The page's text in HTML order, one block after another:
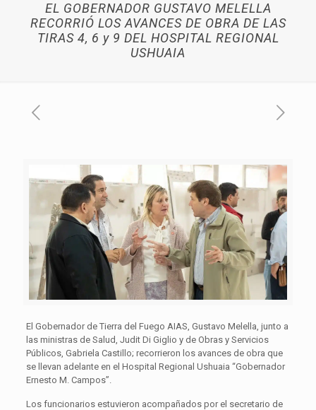
EL GOBERNADOR GUSTAVO MELELLA
RECORRIÓ LOS AVANCES DE OBRA DE LAS
TIRAS 4, 6 y 9 DEL HOSPITAL REGIONAL
USHUAIA
El Gobernador de Tierra del Fuego AIAS, Gustavo Melella, junto a
las ministras de Salud, Judit Di Giglio y de Obras y Servicios
Públicos, Gabriela Castillo; recorrieron los avances de obra que
se llevan adelante en el Hospital Regional Ushuaia “Gobernador
Ernesto M. Campos”.
Los funcionarios estuvieron acompañados por el secretario de